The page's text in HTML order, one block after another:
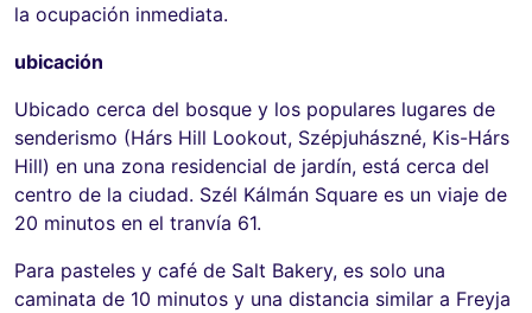
la ocupación inmediata.
ubicación
Ubicado cerca del bosque y los populares lugares de
senderismo (Hárs Hill Lookout, Szépjuhászné, Kis-Hárs
Hill) en una zona residencial de jardín, está cerca del
centro de la ciudad. Szél Kálmán Square es un viaje de
20 minutos en el tranvía 61.
Para pasteles y café de Salt Bakery, es solo una
caminata de 10 minutos y una distancia similar a Freyja